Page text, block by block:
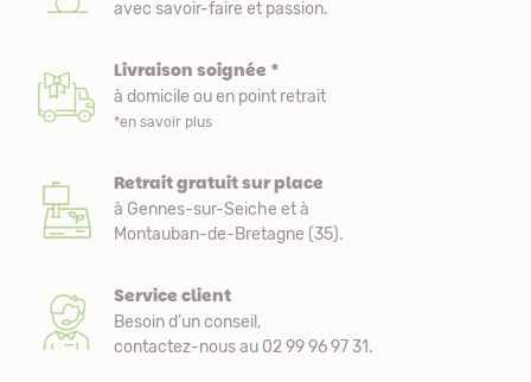
avec savoir-faire et passion.
Livraison soignée *
à domicile ou en point retrait
*en savoir plus
Retrait gratuit sur place
à Gennes-sur-Seiche et à
Montauban-de-Bretagne (35).
Service client
Besoin d’un conseil,
contactez-nous au 02 99 96 97 31.